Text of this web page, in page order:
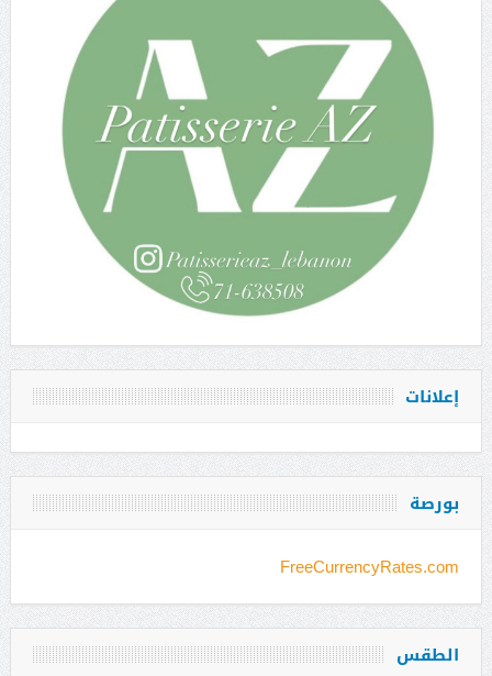
إعلانات
بورصة
FreeCurrencyRates.com
الطقس